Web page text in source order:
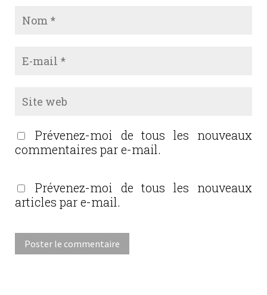
Prévenez-moi de tous les nouveaux
commentaires par e-mail.
Prévenez-moi de tous les nouveaux
articles par e-mail.